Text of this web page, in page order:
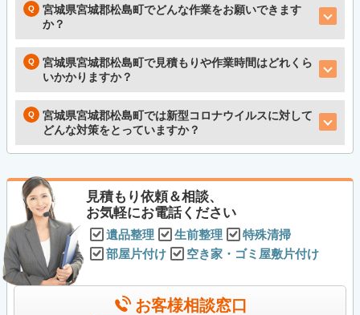
宮城県宮城郡松島町でどんな作業をお願いできます
か？
宮城県宮城郡松島町で見積もりや作業時間はどれくら
いかかりますか？
宮城県宮城郡松島町では新型コロナウイルスに対して
どんな対策をとっていますか？
見積もり依頼＆相談、
お気軽にお電話ください
遺品整理 生前整理
特殊清掃
部屋片付け
空き家・ゴミ屋敷片付け
お客様相談窓口